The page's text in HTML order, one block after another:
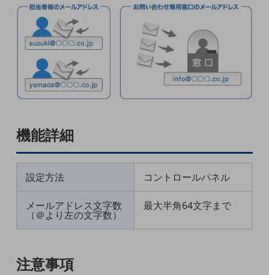
クラウド・データセンター
電話・映像コミュニケーション
セキュリティ
運用管理
業務支援・マーケティング
災害対策・BCP
課題・ニーズで探す
コミュニケーション・情報共有
機能詳細
設定方法 コントロールパネル
メールアドレス文字数
（＠より左の文字数）
最大半角64文字まで
注意事項